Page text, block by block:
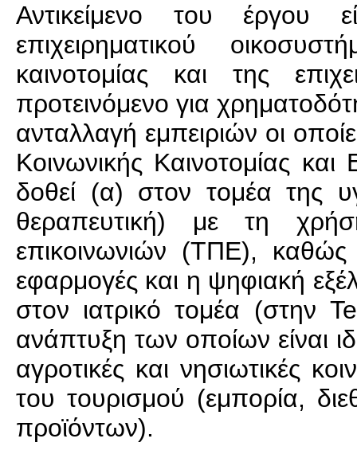
Αντικείμενο του έργου
επιχειρηματικού
καινοτομίας και της
προτεινόμενο για
ανταλλαγή εμπειριών οι
Κοινωνικής Καινοτομίας και
δοθεί (α) στον τομέα της
θεραπευτική) με τη
επικοινωνιών (ΤΠΕ), καθώς
εφαρμογές και η ψηφιακή
στον ιατρικό τομέα (στην
ανάπτυξη των οποίων είναι
αγροτικές και νησιωτικές
του τουρισμού (εμπορία,
προϊόντων).